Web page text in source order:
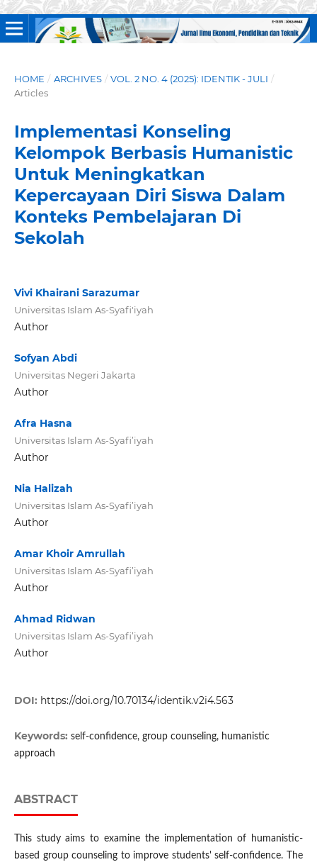
HOME / ARCHIVES / VOL. 2 NO. 4 (2025): IDENTIK - JULI /
Articles
Implementasi Konseling
Kelompok Berbasis Humanistic
Untuk Meningkatkan
Kepercayaan Diri Siswa Dalam
Konteks Pembelajaran Di
Sekolah
Vivi Khairani Sarazumar
Universitas Islam As-Syafi'iyah
Author
Sofyan Abdi
Universitas Negeri Jakarta
Author
Afra Hasna
Universitas Islam As-Syafi’iyah
Author
Nia Halizah
Universitas Islam As-Syafi’iyah
Author
Amar Khoir Amrullah
Universitas Islam As-Syafi’iyah
Author
Ahmad Ridwan
Universitas Islam As-Syafi’iyah
Author
DOI: https://doi.org/10.70134/identik.v2i4.563
Keywords: self-confidence, group counseling, humanistic
approach
ABSTRACT
This study aims to examine the implementation of humanistic-
based group counseling to improve students' self-confidence. The